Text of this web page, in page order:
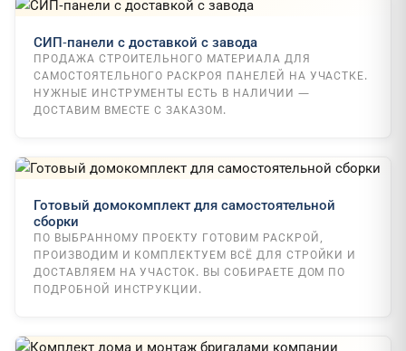
СИП-панели с доставкой с завода
ПРОДАЖА СТРОИТЕЛЬНОГО МАТЕРИАЛА ДЛЯ
САМОСТОЯТЕЛЬНОГО РАСКРОЯ ПАНЕЛЕЙ НА УЧАСТКЕ.
НУЖНЫЕ ИНСТРУМЕНТЫ ЕСТЬ В НАЛИЧИИ —
ДОСТАВИМ ВМЕСТЕ С ЗАКАЗОМ.
Готовый домокомплект для самостоятельной
сборки
ПО ВЫБРАННОМУ ПРОЕКТУ ГОТОВИМ РАСКРОЙ,
ПРОИЗВОДИМ И КОМПЛЕКТУЕМ ВСЁ ДЛЯ СТРОЙКИ И
ДОСТАВЛЯЕМ НА УЧАСТОК. ВЫ СОБИРАЕТЕ ДОМ ПО
ПОДРОБНОЙ ИНСТРУКЦИИ.